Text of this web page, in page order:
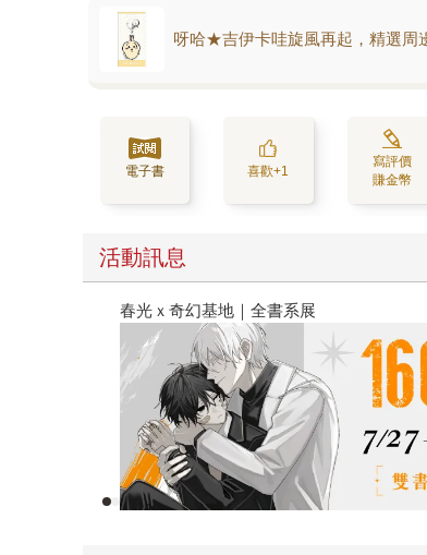
呀哈★吉伊卡哇旋風再起，精選周
電子書 喜歡+1
寫評價
賺金幣
活動訊息